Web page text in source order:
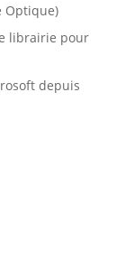
Optique)
librairie pour
depuis